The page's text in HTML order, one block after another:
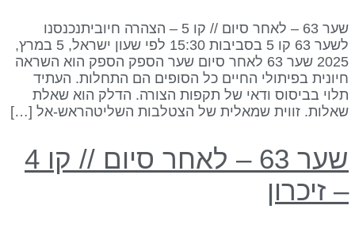
שער 63 – לאחר סיום // קו 5 – הצהרה חיוביתנכנסנו
לשער 63 קו 5 בסביבות 15:30 לפי שעון ישראל, 5 במרץ,
2025 שער 63 לאחר סיום שער הספק הספק הוא השראה
בפיתולי החיים כל הסופים הם התחלות. העתיד
בביסוס ודאי של תקפות הצורה. הדלק הוא שאלת
זווית שמאלית של הצטלבות השליטהראש-אל […]
שער 63 – לאחר סיום // קו 4
זיכרון